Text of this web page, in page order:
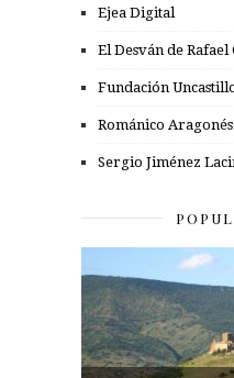
Ejea Digital
El Desván de Rafael
Fundación
Románico Aragonés
Sergio Jiménez